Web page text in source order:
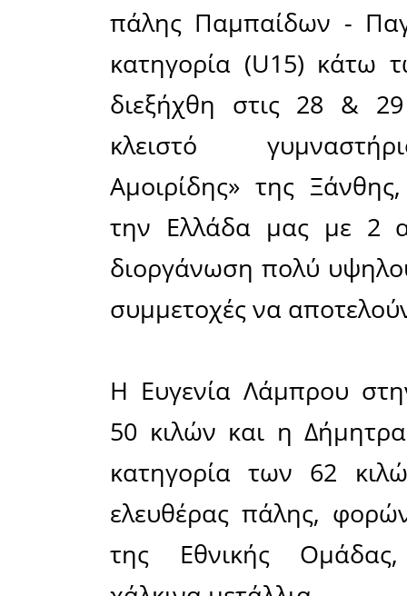
Μοιράσου το άρθρο:
Facebook
15-11-2021
«Το όνομα
Ο